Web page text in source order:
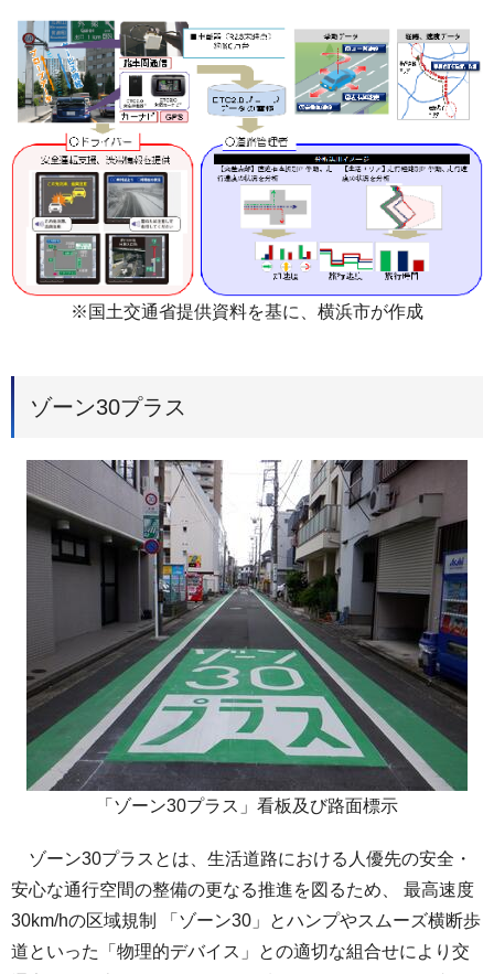
※国土交通省提供資料を基に、横浜市が作成
ゾーン30プラス
「ゾーン30プラス」看板及び路面標示
ゾーン30プラスとは、生活道路における人優先の安全・
安心な通行空間の整備の更なる推進を図るため、 最高速度
30km/hの区域規制 「ゾーン30」とハンプやスムーズ横断歩
道といった「物理的デバイス」との適切な組合せにより交